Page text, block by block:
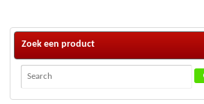
Zoek een product